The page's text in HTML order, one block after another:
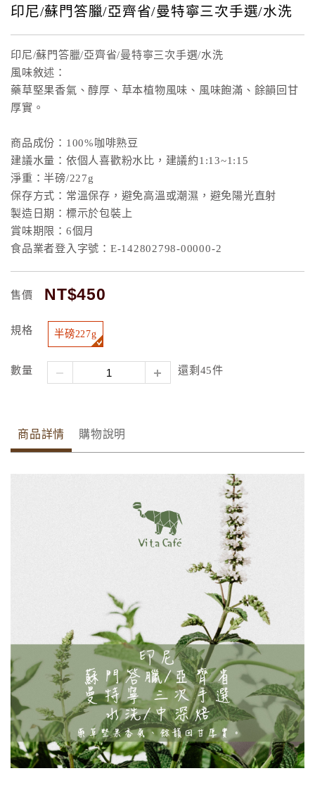
印尼/蘇門答臘/亞齊省/曼特寧三次手選/水洗
印尼/蘇門答臘/亞齊省/曼特寧三次手選/水洗
風味敘述：
藥草堅果香氣、醇厚、草本植物風味、風味飽滿、餘韻回甘
厚實。
商品成份：100%咖啡熟豆
建議水量：依個人喜歡粉水比，建議約1:13~1:15
淨重：半磅/227g
保存方式：常溫保存，避免高溫或潮濕，避免陽光直射
製造日期：標示於包裝上
賞味期限：6個月
食品業者登入字號：E-142802798-00000-2
售價 NT$450
規格 半磅227g
數量 還剩45件
商品詳情 購物說明